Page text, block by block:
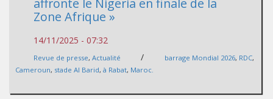
Zone Afrique »
14/11/2025 - 07:32
Revue de presse, Actualité / barrage Mondial 2026, RDC,
Cameroun, stade Al Barid, à Rabat, Maroc.